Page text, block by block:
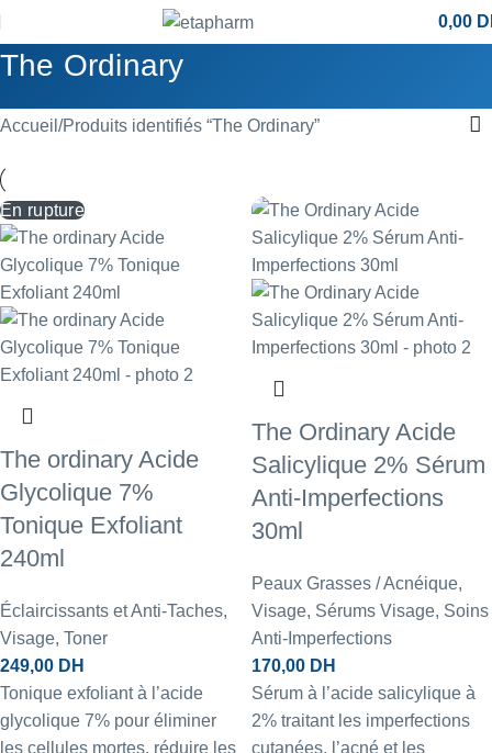
0,00
The Ordinary
Accueil Produits identifiés “The Ordinary”
En rupture
The ordinary Acide
Glycolique 7%
Tonique Exfoliant
240ml
Éclaircissants et Anti-Taches,
Visage, Toner
249,00 DH
Tonique exfoliant à l’acide
glycolique 7% pour éliminer
les cellules mortes, réduire les
The Ordinary Acide
Salicylique 2% Sérum
Anti-Imperfections
30ml
Peaux Grasses / Acnéique,
Visage, Sérums Visage, Soins
Anti-Imperfections
170,00 DH
Sérum à l’acide salicylique à
2% traitant les imperfections
cutanées, l’acné et les